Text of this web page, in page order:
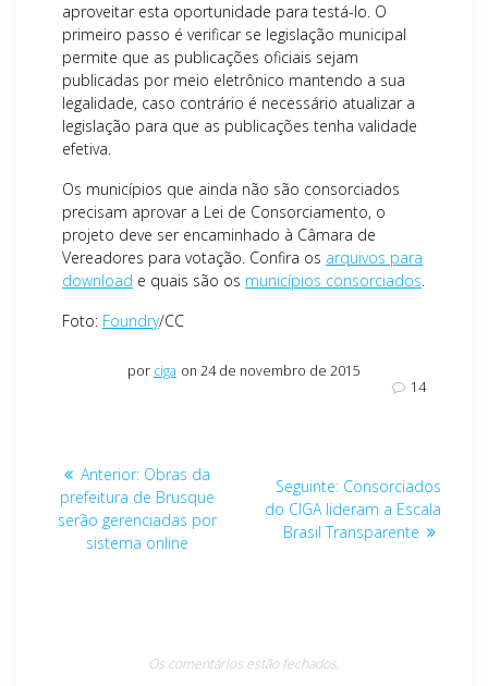
aproveitar esta oportunidade para testá-lo. O
primeiro passo é verificar se legislação municipal
permite que as publicações oficiais sejam
publicadas por meio eletrônico mantendo a sua
legalidade, caso contrário é necessário atualizar a
legislação para que as publicações tenha validade
efetiva.
Os municípios que ainda não são consorciados
precisam aprovar a Lei de Consorciamento, o
projeto deve ser encaminhado à Câmara de
Vereadores para votação. Confira os arquivos para
download e quais são os municípios consorciados.
Foto: Foundry/CC
por ciga on 24 de novembro de 2015
14
Navegação
de
Post
Anterior: Post
anterior:
Obras da
prefeitura de Brusque
serão gerenciadas por
sistema online
Seguinte: Post
seguinte:
Consorciados
do CIGA lideram a Escala
Brasil Transparente
Os comentários estão fechados.